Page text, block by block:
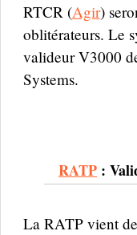
RTCR (Agir)
oblitérateurs. Le
valideur V3000
Systems.
RATP :
La RATP vient